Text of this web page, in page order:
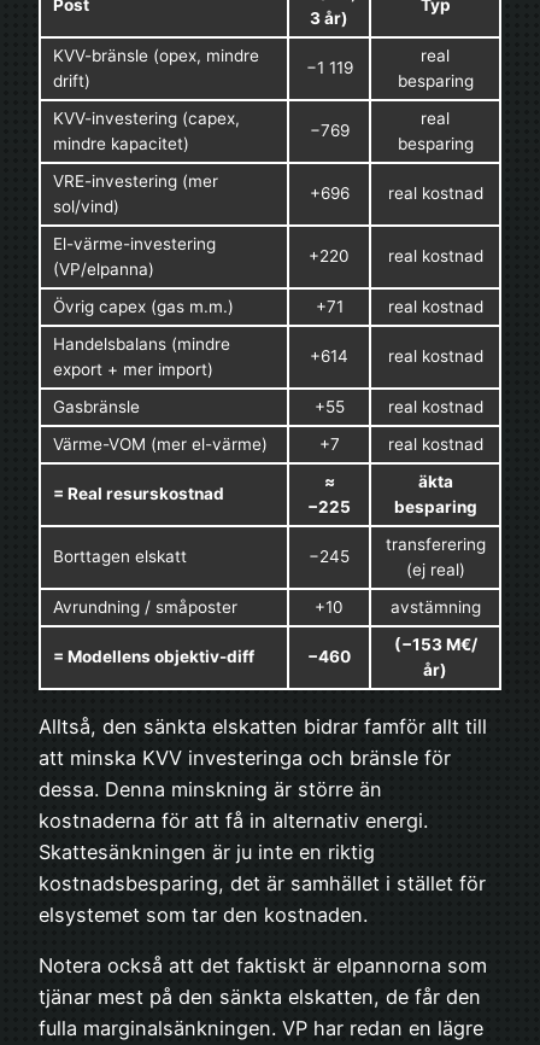
Post
3 år)
Typ
KVV-bränsle (opex, mindre
drift)
−1 119
real
besparing
KVV-investering (capex,
mindre kapacitet)
−769
real
besparing
VRE-investering (mer
sol/vind)
+696 real kostnad
El-värme-investering
(VP/elpanna)
+220 real kostnad
Övrig capex (gas m.m.) +71
real kostnad
Handelsbalans (mindre
export + mer import)
+614 real kostnad
Gasbränsle +55
real kostnad
Värme-VOM (mer el-värme)
+7 real kostnad
= Real resurskostnad
≈
−225
äkta
besparing
Borttagen elskatt −245
transferering
(ej real)
Avrundning / småposter
+10 avstämning
= Modellens objektiv-diff −460
(−153 M€/
år)
Alltså, den sänkta elskatten bidrar famför allt till
att minska KVV investeringa och bränsle för
dessa. Denna minskning är större än
kostnaderna för att få in alternativ energi.
Skattesänkningen är ju inte en riktig
kostnadsbesparing, det är samhället i stället för
elsystemet som tar den kostnaden.
Notera också att det faktiskt är elpannorna som
tjänar mest på den sänkta elskatten, de får den
fulla marginalsänkningen. VP har redan en lägre